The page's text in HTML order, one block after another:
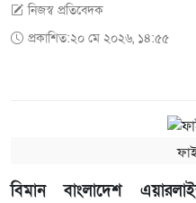
নিজস্ব প্রতিবেদক
প্রকাশিত:২০ মে ২০২৬, ১৪:৫৫
বিমান বাংলাদেশ